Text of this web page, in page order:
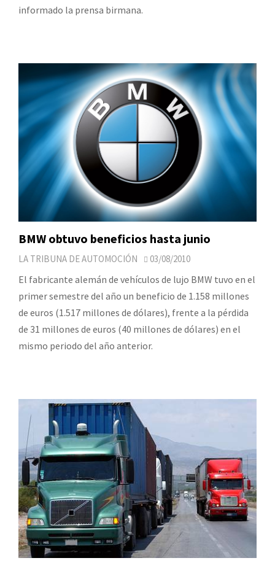
informado la prensa birmana.
BMW obtuvo beneficios hasta junio
LA TRIBUNA DE AUTOMOCIÓN 03/08/2010
El fabricante alemán de vehículos de lujo BMW tuvo en el
primer semestre del año un beneficio de 1.158 millones
de euros (1.517 millones de dólares), frente a la pérdida
de 31 millones de euros (40 millones de dólares) en el
mismo periodo del año anterior.